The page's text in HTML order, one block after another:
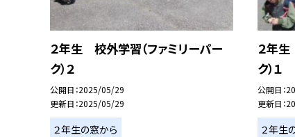
２年生 校外学習（ファミリーパー
ク）２
公開日 2025/05/29
更新日 2025/05/29
２年生の窓から
２年
ク）１
公開日
更新日
２年生